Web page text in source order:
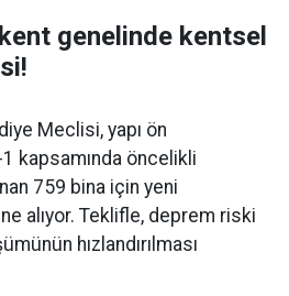
genelinde kentsel
Meclisi, yapı ön
kapsamında öncelikli
759 bina için yeni
alıyor. Teklifle, deprem riski
hızlandırılması